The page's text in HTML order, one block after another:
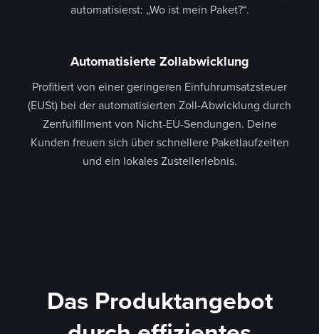
automatisierst: „Wo ist mein Paket?“.
Automatisierte Zollabwicklung
Profitiert von einer geringeren Einfuhrumsatzsteuer
(EUSt) bei der automatisierten Zoll-Abwicklung durch
Zenfulfillment von Nicht-EU-Sendungen. Deine
Kunden freuen sich über schnellere Paketlaufzeiten
und ein lokales Zustellerlebnis.
Das Produktangebot